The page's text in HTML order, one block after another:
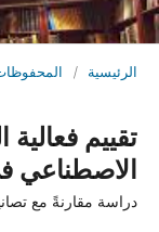
الرئيسية /
تقييم فعالية
الاصطناعي
دراسة مقارنةً مع